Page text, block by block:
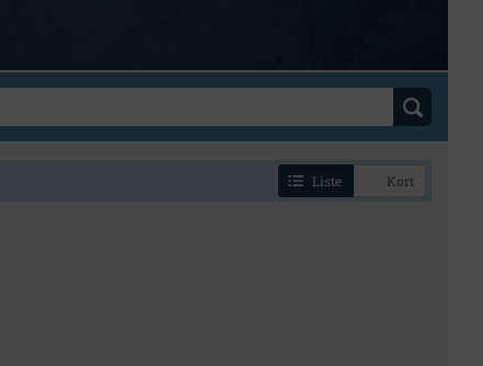
Liste Kort